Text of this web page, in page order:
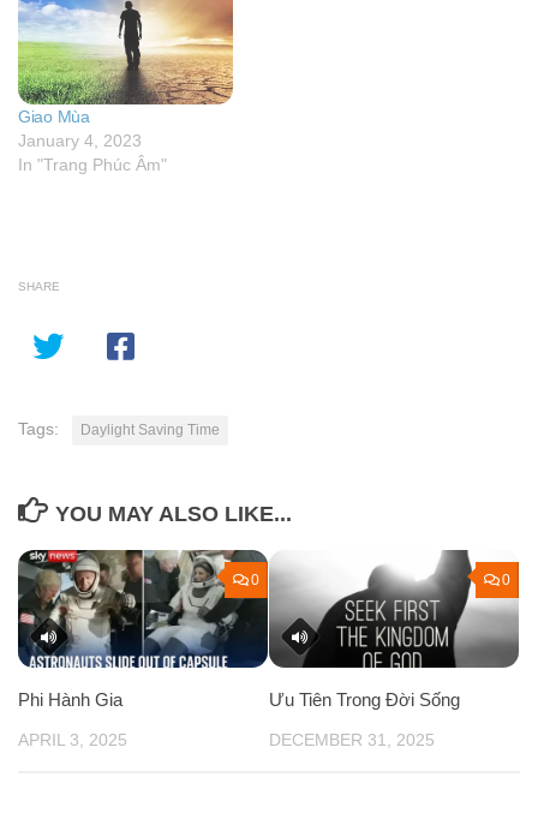
Giao Mùa
January 4, 2023
In "Trang Phúc Âm"
SHARE
Tags: Daylight Saving Time
YOU MAY ALSO LIKE...
0
Phi Hành Gia
APRIL 3, 2025
0
Ưu Tiên Trong Đời Sống
DECEMBER 31, 2025